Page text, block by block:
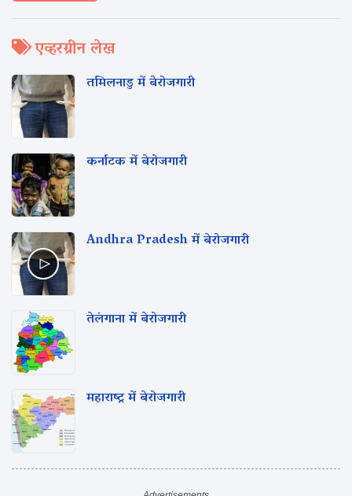
एव्हरग्रीन लेख
तमिलनाडु में बेरोजगारी
कर्नाटक में बेरोजगारी
Andhra Pradesh में बेरोजगारी
तेलंगाना में बेरोजगारी
महाराष्ट्र में बेरोजगारी